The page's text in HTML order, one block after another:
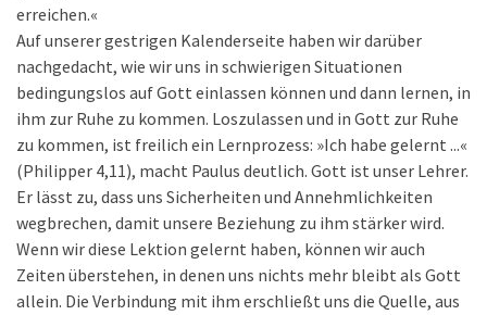
erreichen.«
Auf unserer gestrigen Kalenderseite haben wir darüber
nachgedacht, wie wir uns in schwierigen Situationen
bedingungslos auf Gott einlassen können und dann lernen, in
ihm zur Ruhe zu kommen. Loszulassen und in Gott zur Ruhe
zu kommen, ist freilich ein Lernprozess: »Ich habe gelernt ...«
(Philipper 4,11), macht Paulus deutlich. Gott ist unser Lehrer.
Er lässt zu, dass uns Sicherheiten und Annehmlichkeiten
wegbrechen, damit unsere Beziehung zu ihm stärker wird.
Wenn wir diese Lektion gelernt haben, können wir auch
Zeiten überstehen, in denen uns nichts mehr bleibt als Gott
allein. Die Verbindung mit ihm erschließt uns die Quelle, aus